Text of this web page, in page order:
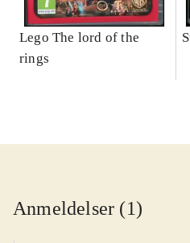
Lego The lord of the
rings
Anmeldelser (1)